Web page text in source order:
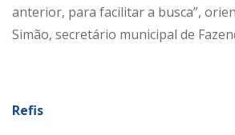
anterior, para facilitar a busca”,
Simão, secretário municipal de
Refis